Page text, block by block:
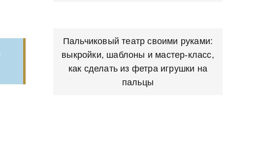
Пальчиковый театр своими руками:
выкройки, шаблоны и мастер-класс,
как сделать из фетра игрушки на
пальцы